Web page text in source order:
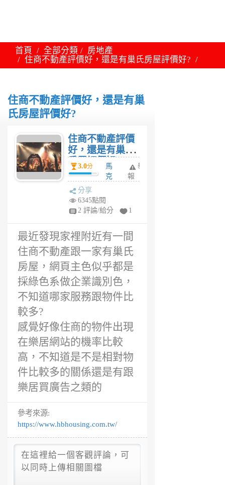
首頁 全部分類
房地產
住商不動產評價好，還是有巢氏房屋評價好?
住商不動產評價好，還是有巢
氏房屋評價好?
住商不動產評價
好，還是有巢氏
房屋評價好?
3.0分
馬
克
年
舉
報
分享
6345點閱
2 評論/給分
1
最近發現家裡附近有一間
住商不動產跟一家有巢氏
房屋，網頁主色似乎都是
採綠色系做企業識別色，
不知道哪家服務跟物件比
較多?
感覺好像住商的物件出現
在樂居網站的機率比較
高，不知道是不是相對物
件比較多的關係還是有跟
樂居買廣告之類的
參考來源:
https://www.hbhousing.com.tw/